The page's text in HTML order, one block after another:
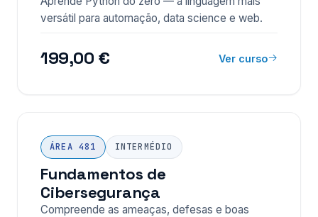
versátil para automação, data science e web.
199,00 € Ver curso
ÁREA 481 INTERMÉDIO
Fundamentos de
Cibersegurança
Compreende as ameaças, defesas e boas